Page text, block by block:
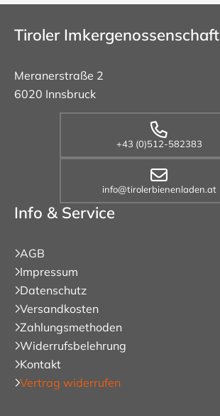
Tiroler Imkergenossenschaft
Meranerstraße 2
6020 Innsbruck
+43 (0)512-582383
info@tirolerbienenladen.at
Info & Service
AGB
Impressum
Datenschutz
Versandkosten
Zahlungsmethoden
Widerrufsbelehrung
Kontakt
Vertrag widerrufen